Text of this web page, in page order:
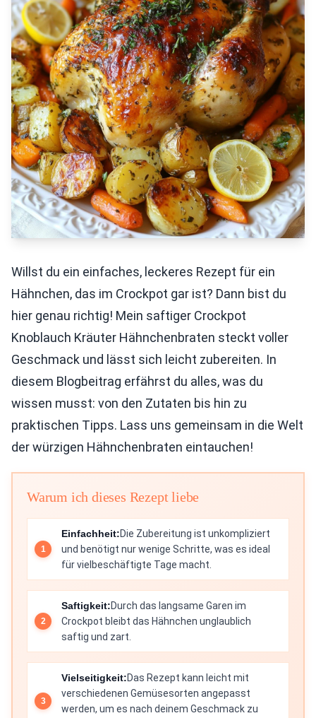
Willst du ein einfaches, leckeres Rezept für ein
Hähnchen, das im Crockpot gar ist? Dann bist du
hier genau richtig! Mein saftiger Crockpot
Knoblauch Kräuter Hähnchenbraten steckt voller
Geschmack und lässt sich leicht zubereiten. In
diesem Blogbeitrag erfährst du alles, was du
wissen musst: von den Zutaten bis hin zu
praktischen Tipps. Lass uns gemeinsam in die Welt
der würzigen Hähnchenbraten eintauchen!
Warum ich dieses Rezept liebe
Einfachheit:Die Zubereitung ist unkompliziert
und benötigt nur wenige Schritte, was es ideal
für vielbeschäftigte Tage macht.
Saftigkeit:Durch das langsame Garen im
Crockpot bleibt das Hähnchen unglaublich
saftig und zart.
Vielseitigkeit:Das Rezept kann leicht mit
verschiedenen Gemüsesorten angepasst
werden, um es nach deinem Geschmack zu